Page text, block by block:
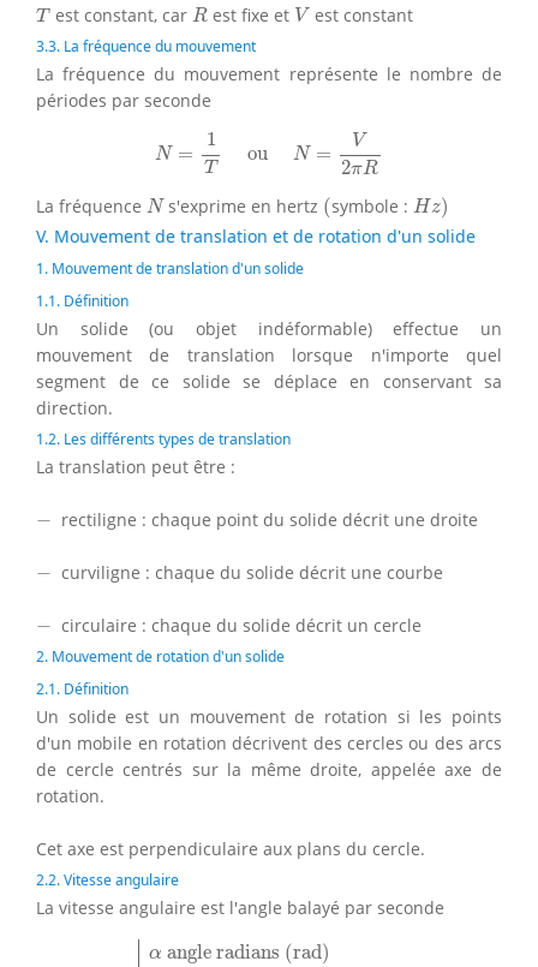
T
T est constant, car R
R est fixe et V
V est constant
3.3. La fréquence du mouvement
La fréquence du mouvement représente le nombre de
périodes par seconde
N =
1
T
ou N =
V
2πR
=
La fréquence N
Ns'exprime en hertz (
(symbole : Hz)
Hz )
V. Mouvement de translation et de rotation d'un solide
1. Mouvement de translation d'un solide
1.1. Définition
Un solide (ou objet indéformable) effectue un
mouvement de translation lorsque n'importe quel
segment de ce solide se déplace en conservant sa
direction.
1.2. Les différents types de translation
La translation peut être :
−
− rectiligne : chaque point du solide décrit une droite
−
− curviligne : chaque du solide décrit une courbe
−
− circulaire : chaque du solide décrit un cercle
2. Mouvement de rotation d'un solide
2.1. Définition
Un solide est un mouvement de rotation si les points
d'un mobile en rotation décrivent des cercles ou des arcs
de cercle centrés sur la même droite, appelée axe de
rotation.
Cet axe est perpendiculaire aux plans du cercle.
2.2. Vitesse angulaire
La vitesse angulaire est l'angle balayé par seconde
α angle radians (rad)
angle radians (rad) = Δ tf